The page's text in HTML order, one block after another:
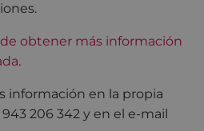
obtener más información
.
información en la propia
206 342 y en el e-mail